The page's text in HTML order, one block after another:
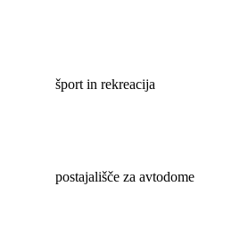
šport in rekreacija
postajališče za avtodome